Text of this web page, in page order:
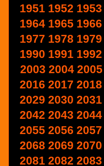
1951 1952 1953
1964 1965 1966
1977 1978 1979
1990 1991 1992
2003 2004 2005
2016 2017 2018
2029 2030 2031
2042 2043 2044
2055 2056 2057
2068 2069 2070
2081 2082 2083